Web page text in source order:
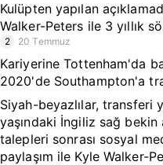
Kulüpten yapılan
Walker-Peters ile 3 yıllık
2 20 Temmuz
Kariyerine Tottenham'da
2020'de Southampton'a
Siyah-beyazlılar, transferi
yaşındaki İngiliz sağ
talepleri sonrası sosyal
paylaşım ile Kyle Walker-